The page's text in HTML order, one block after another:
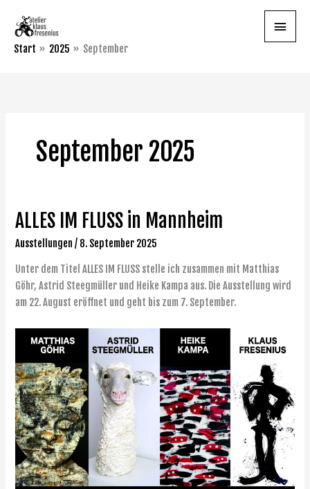
Inhalt
springen
Start 2025 September
September 2025
ALLES IM FLUSS in Mannheim
Ausstellungen / 8. September 2025
Unter dem Titel ALLES IM FLUSS stelle ich zusammen mit Matthias
Göhr, Astrid Steegmüller und Heike Kampa aus. Die Ausstellung wird
am 22. August eröffnet und geht bis zum 7. September.
ALLES
IM
FLUSS
in
Mannheim